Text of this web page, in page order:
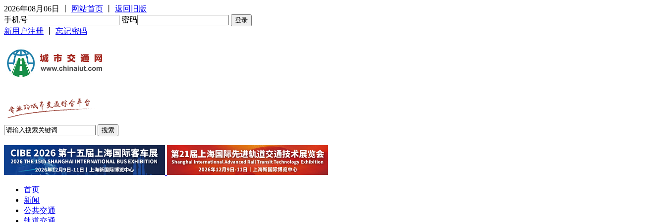
2026年08月06日 网站首页
返回旧版
手机号
密码
新用户注册
忘记密码
首页
新闻
公共交通